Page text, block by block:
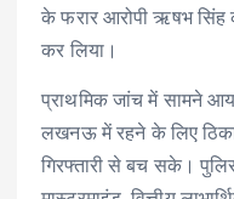
के फरार आरोपी ऋषभ सिंह
कर लिया।
प्राथमिक जांच में सामने
लखनऊ में रहने के लिए
गिरफ्तारी से बच सके।